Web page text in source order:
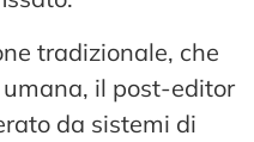
tradizionale, che
il post-editor
da sistemi di